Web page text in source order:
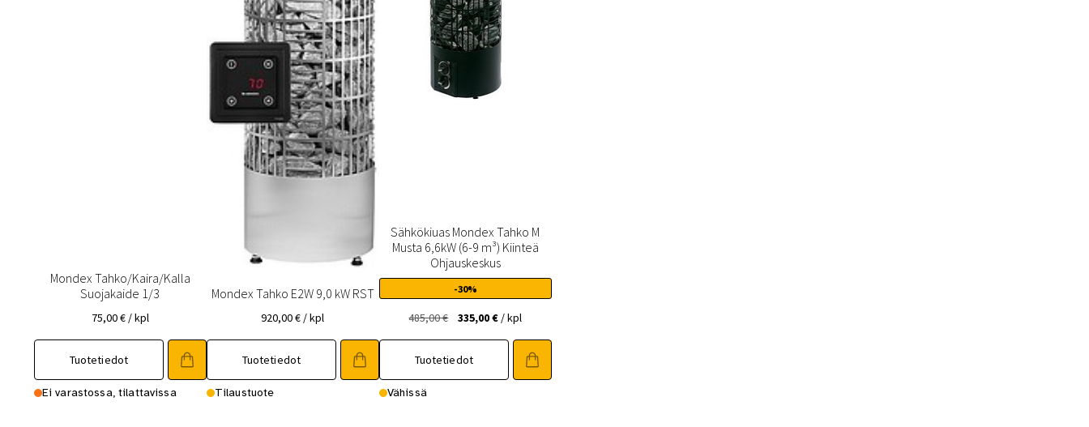
Mondex Tahko/Kaira/Kalla
Suojakaide 1/3
75,00€ / kpl
Tuotetiedot
Ei varastossa, tilattavissa
Mondex Tahko E2W 9,0 kW RST
920,00€ / kpl
Tuotetiedot
Tilaustuote
Sähkökiuas Mondex Tahko M
Musta 6,6kW (6-9 m³) Kiinteä
Ohjauskeskus
-30%
485,00€
Alkuperäinen
oli:
335,00€Nykyinen
335,00 €.
/ kpl
Tuotetiedot
Vähissä